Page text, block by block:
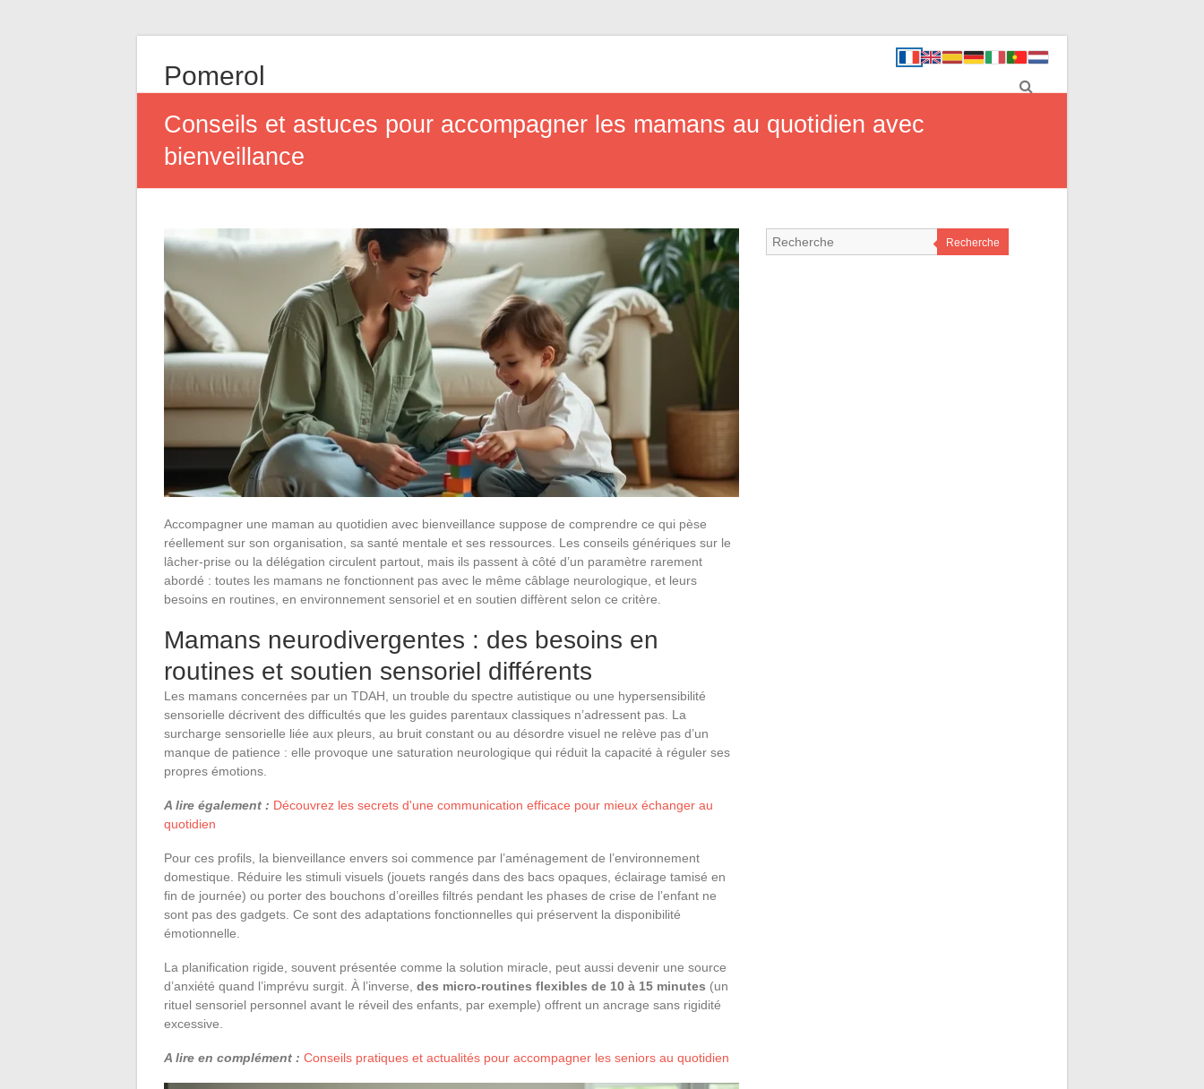
Pomerol
Conseils et astuces pour accompagner les mamans au quotidien avec
bienveillance
Accompagner une maman au quotidien avec bienveillance suppose de comprendre ce qui pèse
réellement sur son organisation, sa santé mentale et ses ressources. Les conseils génériques sur le
lâcher-prise ou la délégation circulent partout, mais ils passent à côté d’un paramètre rarement
abordé : toutes les mamans ne fonctionnent pas avec le même câblage neurologique, et leurs
besoins en routines, en environnement sensoriel et en soutien diffèrent selon ce critère.
Mamans neurodivergentes : des besoins en
routines et soutien sensoriel différents
Les mamans concernées par un TDAH, un trouble du spectre autistique ou une hypersensibilité
sensorielle décrivent des difficultés que les guides parentaux classiques n’adressent pas. La
surcharge sensorielle liée aux pleurs, au bruit constant ou au désordre visuel ne relève pas d’un
manque de patience : elle provoque une saturation neurologique qui réduit la capacité à réguler ses
propres émotions.
A lire également : Découvrez les secrets d'une communication efficace pour mieux échanger au
quotidien
Pour ces profils, la bienveillance envers soi commence par l’aménagement de l’environnement
domestique. Réduire les stimuli visuels (jouets rangés dans des bacs opaques, éclairage tamisé en
fin de journée) ou porter des bouchons d’oreilles filtrés pendant les phases de crise de l’enfant ne
sont pas des gadgets. Ce sont des adaptations fonctionnelles qui préservent la disponibilité
émotionnelle.
La planification rigide, souvent présentée comme la solution miracle, peut aussi devenir une source
d’anxiété quand l’imprévu surgit. À l’inverse, des micro-routines flexibles de 10 à 15 minutes (un
rituel sensoriel personnel avant le réveil des enfants, par exemple) offrent un ancrage sans rigidité
excessive.
A lire en complément : Conseils pratiques et actualités pour accompagner les seniors au quotidien
Recherche